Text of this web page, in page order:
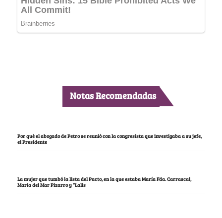
Notas Recomendadas
Por qué el abogado de Petro se reunió con la congresista que investigaba a su jefe,
el Presidente
La mujer que tumbó la lista del Pacto, en la que estaba María Fda. Carrascal,
María del Mar Pizarro y “Lalis